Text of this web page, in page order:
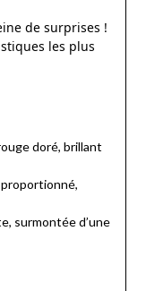
de surprises !
les plus
doré, brillant
surmontée d’une